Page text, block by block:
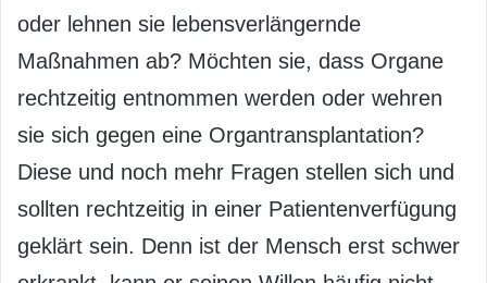
oder lehnen sie lebensverlängernde
Maßnahmen ab? Möchten sie, dass Organe
rechtzeitig entnommen werden oder wehren
sie sich gegen eine Organtransplantation?
Diese und noch mehr Fragen stellen sich und
sollten rechtzeitig in einer Patientenverfügung
geklärt sein. Denn ist der Mensch erst schwer